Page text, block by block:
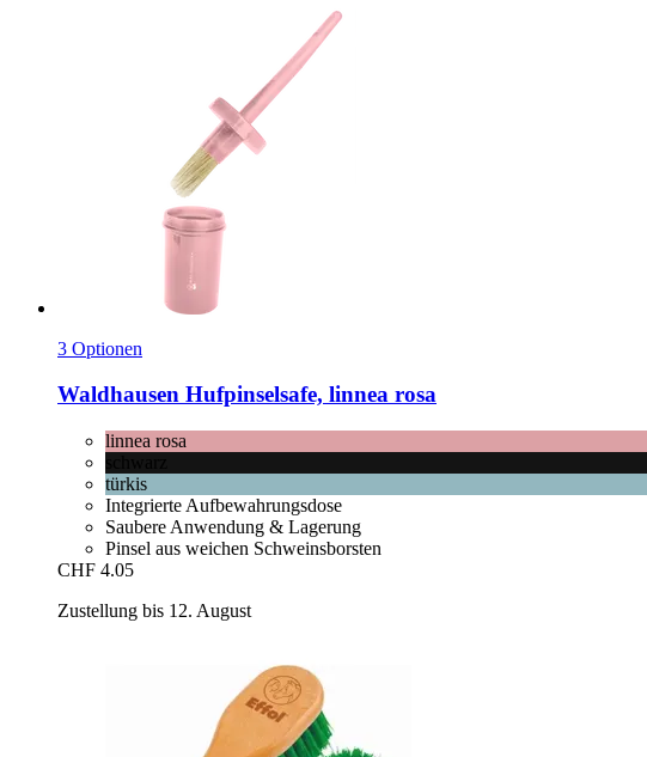
3 Optionen
Waldhausen Hufpinselsafe, linnea rosa
linnea rosa
türkis
Integrierte Aufbewahrungsdose
Saubere Anwendung & Lagerung
Pinsel aus weichen Schweinsborsten
CHF 4.05
Zustellung bis 12. August